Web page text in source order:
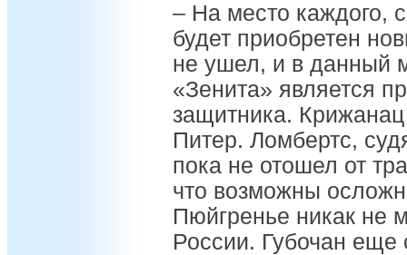
– На место каждого,
будет приобретен
не ушел, и в данный
«Зенита» является
защитника. Крижанац
Питер. Ломбертс,
пока не отошел от
что возможны
Пюйгренье никак не
России. Губочан